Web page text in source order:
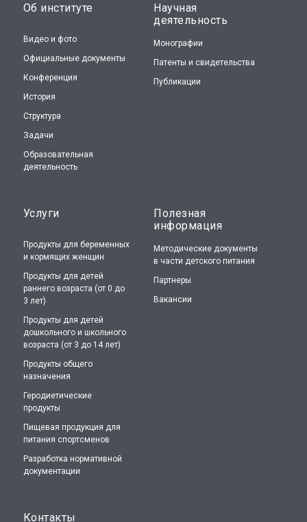
Об институте
Видео и фото
Официальные документы
Конференция
История
Структура
Задачи
Образовательная
деятельность
Научная
деятельность
Монографии
Патенты и свидетельства
Публикации
Услуги
Продукты для беременных
и кормящих женщин
Продукты для детей
раннего возраста (от 0 до
3 лет)
Продукты для детей
дошкольного и школьного
возраста (от 3 до 14 лет)
Продукты общего
назначения
Геродиетические
продукты
Пищевая продукция для
питания спортсменов
Разработка нормативной
документации
Полезная
информация
Методические документы
в части детского питания
Партнеры
Вакансии
Контакты